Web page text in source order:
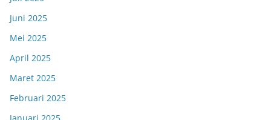
Juni 2025
Mei 2025
April 2025
Maret 2025
Februari 2025